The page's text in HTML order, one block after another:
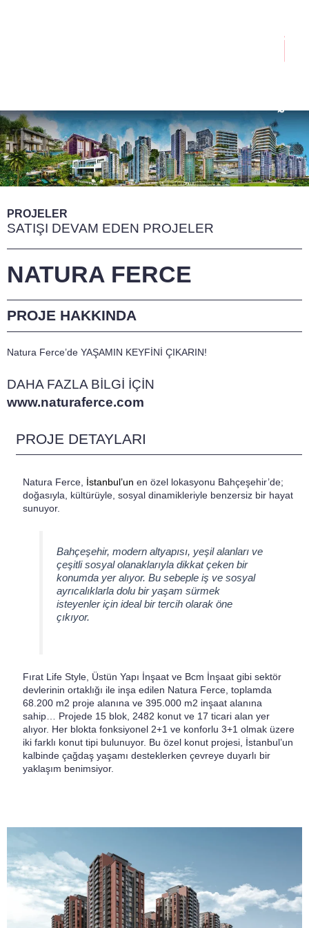
PROJELER
SATIŞI DEVAM EDEN PROJELER
NATURA FERCE
PROJE HAKKINDA
Natura Ferce’de YAŞAMIN KEYFİNİ ÇIKARIN!
DAHA FAZLA BİLGİ İÇİN
www.naturaferce.com
PROJE DETAYLARI
Natura Ferce, İstanbul’un en özel lokasyonu Bahçeşehir’de;
doğasıyla, kültürüyle, sosyal dinamikleriyle benzersiz bir hayat
sunuyor.
Bahçeşehir, modern altyapısı, yeşil alanları ve
çeşitli sosyal olanaklarıyla dikkat çeken bir
konumda yer alıyor. Bu sebeple iş ve sosyal
ayrıcalıklarla dolu bir yaşam sürmek
isteyenler için ideal bir tercih olarak öne
çıkıyor.
Fırat Life Style, Üstün Yapı İnşaat ve Bcm İnşaat gibi sektör
devlerinin ortaklığı ile inşa edilen Natura Ferce, toplamda
68.200 m2 proje alanına ve 395.000 m2 inşaat alanına
sahip… Projede 15 blok, 2482 konut ve 17 ticari alan yer
alıyor. Her blokta fonksiyonel 2+1 ve konforlu 3+1 olmak üzere
iki farklı konut tipi bulunuyor. Bu özel konut projesi, İstanbul’un
kalbinde çağdaş yaşamı desteklerken çevreye duyarlı bir
yaklaşım benimsiyor.